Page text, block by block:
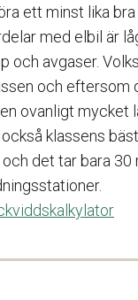
ett minst lika
med elbil är
och avgaser.
och eftersom
ovanligt mycket
klassens
det tar bara